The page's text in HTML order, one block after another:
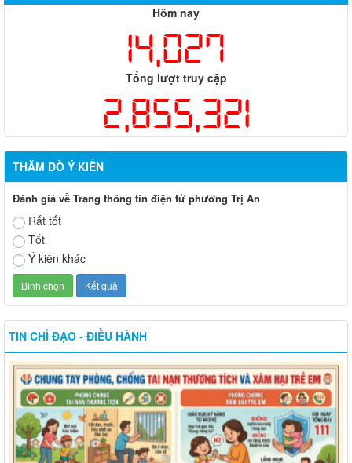
Hôm nay
14,027
Tổng lượt truy cập
2,855,321
THĂM DÒ Ý KIẾN
Đánh giá về Trang thông tin điện tử phường Trị An
Rất tốt
Tốt
Ý kiến khác
TIN CHỈ ĐẠO - ĐIỀU HÀNH